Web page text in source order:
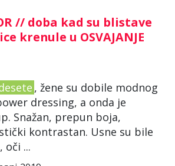
// doba kad su blistave
krenule u OSVAJANJE
, žene su dobile modnog
dressing, a onda je
Snažan, prepun boja,
kontrastan. Usne su bile
oči ...